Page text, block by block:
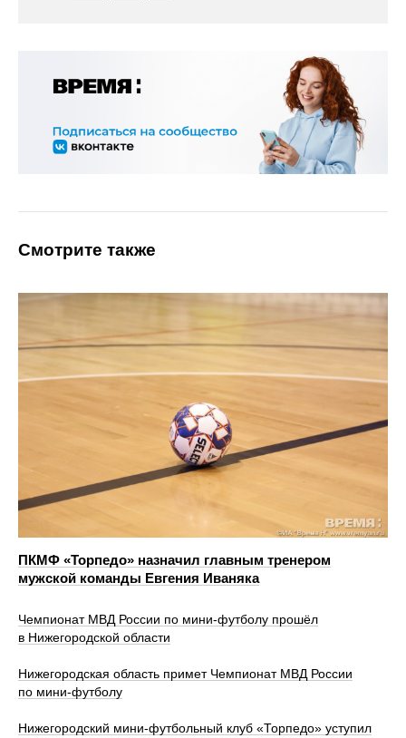
Смотрите также
ПКМФ «Торпедо» назначил главным тренером
мужской команды Евгения Иваняка
Чемпионат МВД России по мини-футболу прошёл
в Нижегородской области
Нижегородская область примет Чемпионат МВД России
по мини-футболу
Нижегородский мини-футбольный клуб «Торпедо» уступил